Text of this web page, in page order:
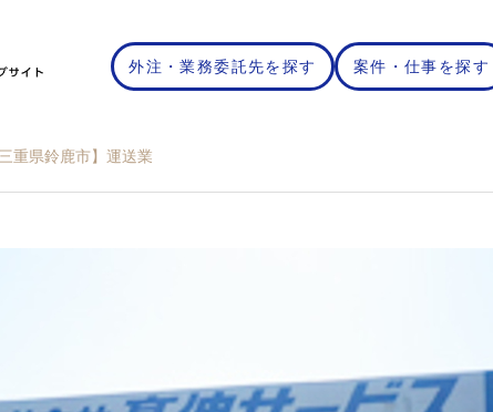
外注・業務委託先を探す 案件・仕事を探す
重県鈴鹿市】運送業